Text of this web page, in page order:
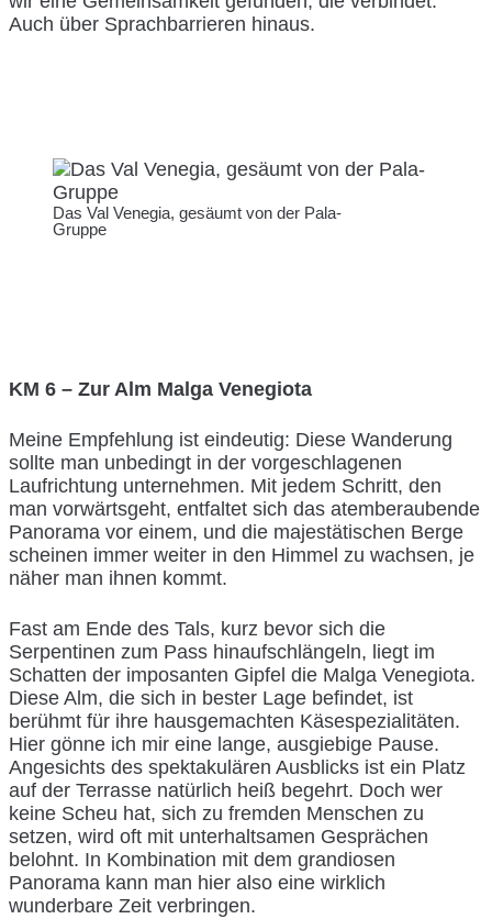
Auch über Sprachbarrieren hinaus.
Das Val Venegia, gesäumt von der Pala-
Gruppe
KM 6 – Zur Alm Malga Venegiota
Meine Empfehlung ist eindeutig: Diese Wanderung
sollte man unbedingt in der vorgeschlagenen
Laufrichtung unternehmen. Mit jedem Schritt, den
man vorwärtsgeht, entfaltet sich das atemberaubende
Panorama vor einem, und die majestätischen Berge
scheinen immer weiter in den Himmel zu wachsen, je
näher man ihnen kommt.
Fast am Ende des Tals, kurz bevor sich die
Serpentinen zum Pass hinaufschlängeln, liegt im
Schatten der imposanten Gipfel die Malga Venegiota.
Diese Alm, die sich in bester Lage befindet, ist
berühmt für ihre hausgemachten Käsespezialitäten.
Hier gönne ich mir eine lange, ausgiebige Pause.
Angesichts des spektakulären Ausblicks ist ein Platz
auf der Terrasse natürlich heiß begehrt. Doch wer
keine Scheu hat, sich zu fremden Menschen zu
setzen, wird oft mit unterhaltsamen Gesprächen
belohnt. In Kombination mit dem grandiosen
Panorama kann man hier also eine wirklich
wunderbare Zeit verbringen.